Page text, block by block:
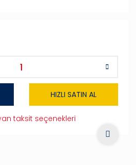
HIZLI SATIN AL
taksit seçenekleri